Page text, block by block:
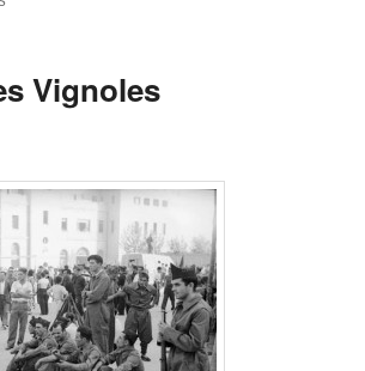
Vignoles